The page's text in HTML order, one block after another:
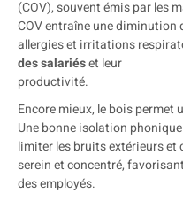
(COV), souvent émis par les
COV entraîne une diminution
allergies et irritations
des salariéset leur
productivité.
Encore mieux, le bois
Une bonne isolation
limiter les bruits extérieurs et
serein et concentré,
des employés.